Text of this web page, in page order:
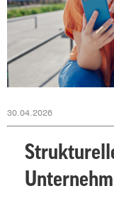
30.04.2026